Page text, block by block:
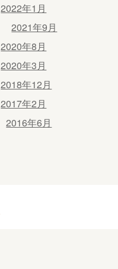
2022年1月
2021年9月
2020年8月
2020年3月
2018年12月
2017年2月
2016年6月